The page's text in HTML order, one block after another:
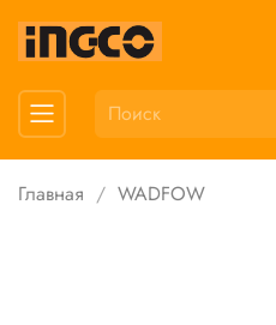
Главная WADFOW